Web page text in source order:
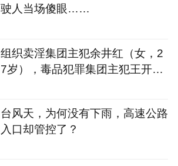
驶人当场傻眼……
组织卖淫集团主犯余井红（女，2
7岁），毒品犯罪集团主犯王开坚
台风天，为何没有下雨，高速公路
入口却管控了？